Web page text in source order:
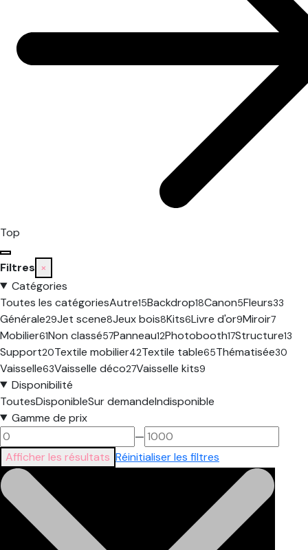
Top
Filtres ×
Catégories
Toutes les catégoriesAutre15Backdrop18Canon5Fleurs33
Générale29Jet scene8Jeux bois8Kits6Livre d'or9Miroir7
Mobilier61Non classé57Panneau12Photobooth17Structure13
Support20Textile mobilier42Textile table65Thématisée30
Vaisselle63Vaisselle déco27Vaisselle kits9
Disponibilité
ToutesDisponibleSur demandeIndisponible
Gamme de prix
—
Afficher les résultats Réinitialiser les filtres